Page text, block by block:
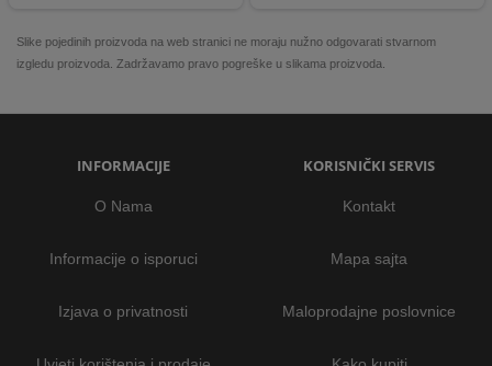
Slike pojedinih proizvoda na web stranici ne moraju nužno odgovarati stvarnom
izgledu proizvoda. Zadržavamo pravo pogreške u slikama proizvoda.
INFORMACIJE
O Nama
Informacije o isporuci
Izjava o privatnosti
KORISNIČKI SERVIS
Kontakt
Mapa sajta
Maloprodajne poslovnice